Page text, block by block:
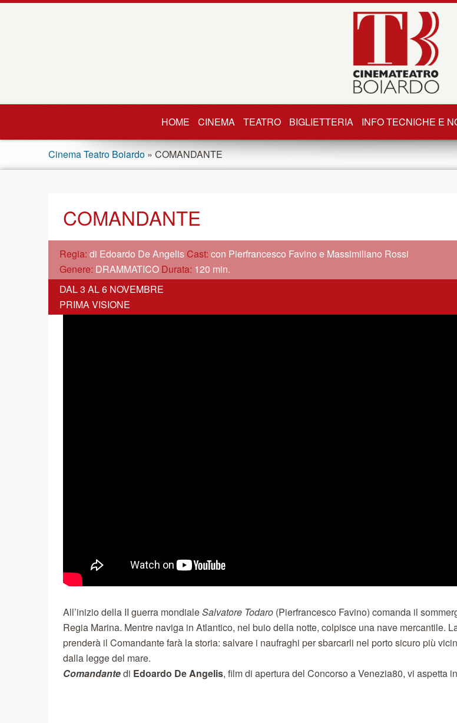
HOME CINEMA TEATRO BIGLIETTERIA INFO TECNICHE E
Cinema Teatro Boiardo » COMANDANTE
COMANDANTE
Regia: di Edoardo De Angelis Cast: con Pierfrancesco Favino e Massimiliano Rossi
Genere: DRAMMATICO Durata: 120 min.
DAL 3 AL 6 NOVEMBRE
PRIMA VISIONE
All’inizio della II guerra mondialeSalvatore Todaro (Pierfrancesco Favino) comanda il
Regia Marina. Mentre naviga in Atlantico, nel buio della notte, colpisce una nave mercantile.
prenderà il Comandante farà la storia: salvare i naufraghi per sbarcarli nel porto sicuro più
dalla legge del mare.
Comandantedi Edoardo De Angelis, film di apertura del Concorso a Venezia80, vi aspetta